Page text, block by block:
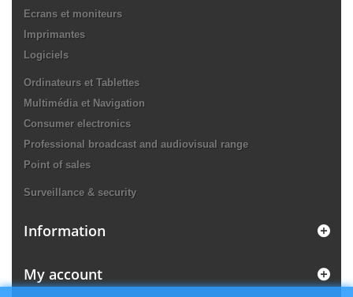
Ecrans et moniteurs
Imprimantes
Logiciels
Ordinateurs et Tablettes
Multimédia et Navigation
Consumer electronics
Professional broadcast and audiovisual range
Point of sales
Surveillance & security
Information
My account